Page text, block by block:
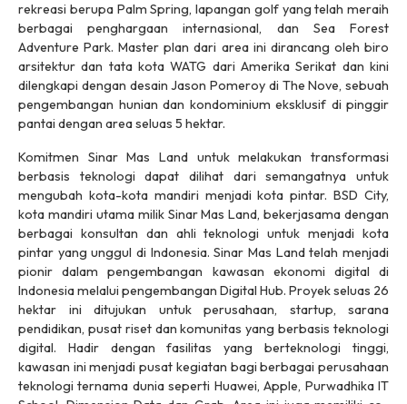
rekreasi berupa Palm Spring, lapangan golf yang telah meraih
berbagai penghargaan internasional, dan Sea Forest
Adventure Park. Master plan dari area ini dirancang oleh biro
arsitektur dan tata kota WATG dari Amerika Serikat dan kini
dilengkapi dengan desain Jason Pomeroy di The Nove, sebuah
pengembangan hunian dan kondominium eksklusif di pinggir
pantai dengan area seluas 5 hektar.
Komitmen Sinar Mas Land untuk melakukan transformasi
berbasis teknologi dapat dilihat dari semangatnya untuk
mengubah kota-kota mandiri menjadi kota pintar. BSD City,
kota mandiri utama milik Sinar Mas Land, bekerjasama dengan
berbagai konsultan dan ahli teknologi untuk menjadi kota
pintar yang unggul di Indonesia. Sinar Mas Land telah menjadi
pionir dalam pengembangan kawasan ekonomi digital di
Indonesia melalui pengembangan Digital Hub. Proyek seluas 26
hektar ini ditujukan untuk perusahaan, startup, sarana
pendidikan, pusat riset dan komunitas yang berbasis teknologi
digital. Hadir dengan fasilitas yang berteknologi tinggi,
kawasan ini menjadi pusat kegiatan bagi berbagai perusahaan
teknologi ternama dunia seperti Huawei, Apple, Purwadhika IT